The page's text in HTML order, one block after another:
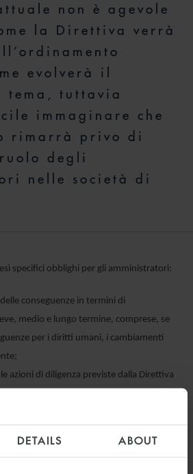
DETAILS ABOUT
non è agevole
la Direttiva verrà
evolverà il
tuttavia
immaginare che
rimarrà privo di
degli
nelle società di
specifici obblighi per gli amministratori:
conseguenze in termini di
medio e lungo termine, comprese, se
per i diritti umani, i cambiamenti
azioni di diligenza previste dalla Direttiva